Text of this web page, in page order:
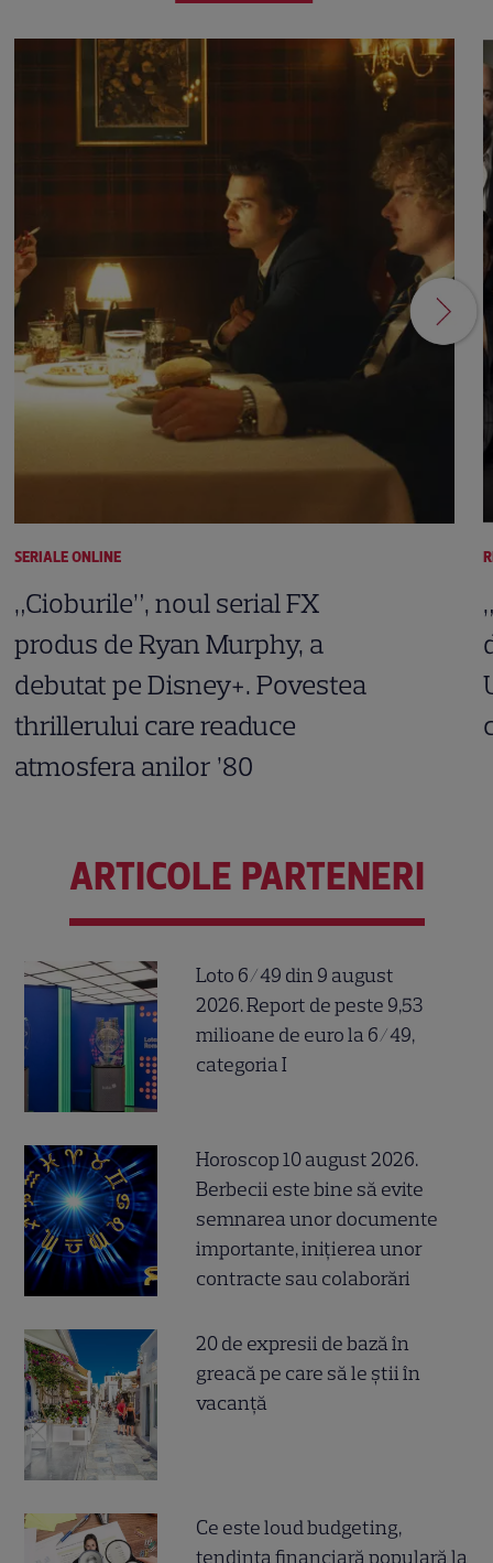
SERIALE ONLINE
„Cioburile”, noul serial FX
produs de Ryan Murphy, a
debutat pe Disney+. Povestea
thrillerului care readuce
atmosfera anilor ’80
ARTICOLE PARTENERI
Loto 6/49 din 9 august
2026. Report de peste 9,53
milioane de euro la 6/49,
categoria I
Horoscop 10 august 2026.
Berbecii este bine să evite
semnarea unor documente
importante, inițierea unor
contracte sau colaborări
20 de expresii de bază în
greacă pe care să le știi în
vacanță
Ce este loud budgeting,
tendința financiară populară la